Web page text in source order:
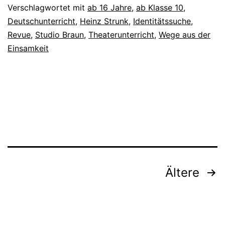
Verschlagwortet mit ab 16 Jahre, ab Klasse 10,
Deutschunterricht, Heinz Strunk, Identitätssuche,
Revue, Studio Braun, Theaterunterricht, Wege aus der
Einsamkeit
Ältere